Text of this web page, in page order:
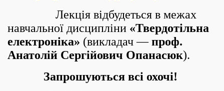
Лекція відбудеться в межах
навчальної дисципліни «Твердотільна
електроніка» (викладач —проф.
Анатолій Сергійович Опанасюк).
Запрошуються всі охочі!